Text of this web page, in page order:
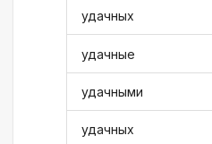
удачных
удачные
удачными
удачных